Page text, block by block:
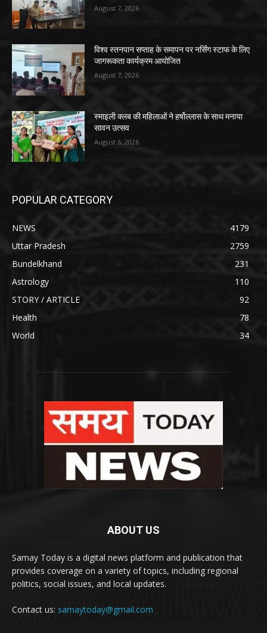
August 7, 2026
विश्व स्तनपान सप्ताह के समापन पर नर्सिंग स्टाफ के लिए
जागरूकता कार्यक्रम आयोजित
August 7, 2026
स्माइली क्लब की महिलाओं ने हर्षोल्लास के साथ मनाया
सावन उत्सव
August 6, 2026
POPULAR CATEGORY
NEWS
4179
Uttar Pradesh
2759
Bundelkhand
231
Astrology
110
STORY / ARTICLE
92
Health
78
World
34
ABOUT US
Samay Today is a digital news platform and publication that
provides coverage on a variety of topics, including regional
politics, social issues, and local updates.
Contact us: samaytoday@gmail.com